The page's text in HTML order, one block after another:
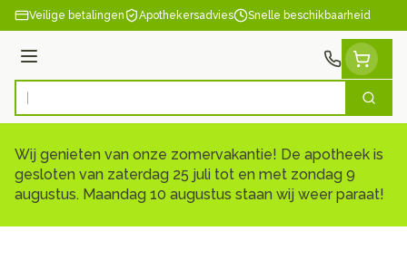
Ga naar de inhoud
Veilige betalingen Apothekersadvies Snelle beschikbaarheid
Menu
Product, merk, categorie... Zoek
Wij genieten van onze zomervakantie! De apotheek is
gesloten van zaterdag 25 juli tot en met zondag 9
augustus. Maandag 10 augustus staan wij weer paraat!